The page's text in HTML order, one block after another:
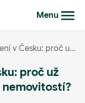
Menu
Dostupnost bydlení v Česku: proč už nestačí sledovat jen ceny nemovitostí?
proč už